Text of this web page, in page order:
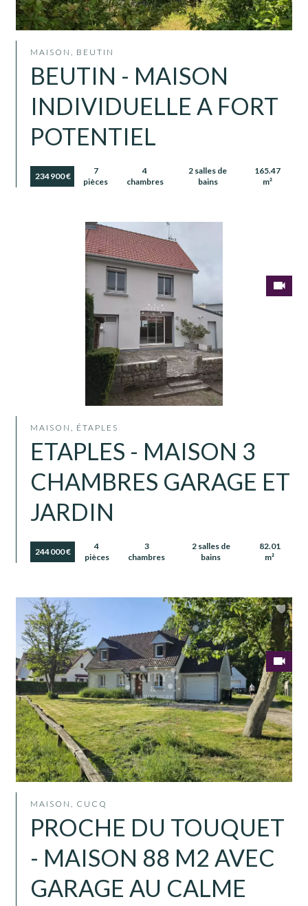
MAISON, BEUTIN
BEUTIN - MAISON
INDIVIDUELLE A FORT
POTENTIEL
234 900 €
7
pièces
4
chambres
2 salles de
bains
165.47
m²
MAISON, ÉTAPLES
ETAPLES - MAISON 3
CHAMBRES GARAGE ET
JARDIN
244 000 €
4
pièces
3
chambres
2 salles de
bains
82.01
m²
MAISON, CUCQ
PROCHE DU TOUQUET
- MAISON 88 M2 AVEC
GARAGE AU CALME